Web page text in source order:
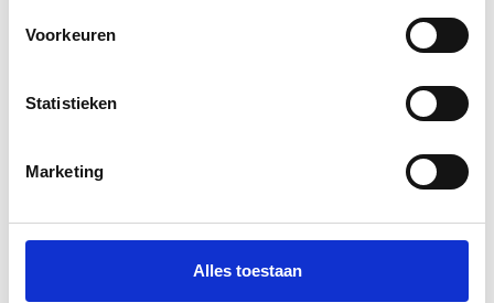
Voorkeuren
Statistieken
Marketing
Alles toestaan